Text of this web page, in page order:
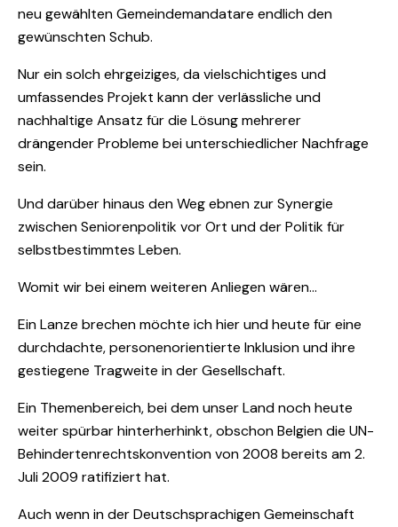
neu gewählten Gemeindemandatare endlich den
gewünschten Schub.
Nur ein solch ehrgeiziges, da vielschichtiges und
umfassendes Projekt kann der verlässliche und
nachhaltige Ansatz für die Lösung mehrerer
drängender Probleme bei unterschiedlicher Nachfrage
sein.
Und darüber hinaus den Weg ebnen zur Synergie
zwischen Seniorenpolitik vor Ort und der Politik für
selbstbestimmtes Leben.
Womit wir bei einem weiteren Anliegen wären…
Ein Lanze brechen möchte ich hier und heute für eine
durchdachte, personenorientierte Inklusion und ihre
gestiegene Tragweite in der Gesellschaft.
Ein Themenbereich, bei dem unser Land noch heute
weiter spürbar hinterherhinkt, obschon Belgien die UN-
Behindertenrechtskonvention von 2008 bereits am 2.
Juli 2009 ratifiziert hat.
Auch wenn in der Deutschsprachigen Gemeinschaft